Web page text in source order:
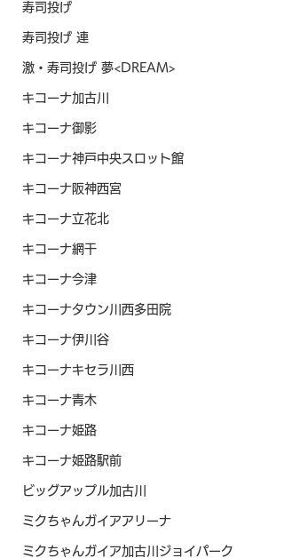
寿司投げ
寿司投げ 連
激・寿司投げ 夢<DREAM>
キコーナ加古川
キコーナ御影
キコーナ神戸中央スロット館
キコーナ阪神西宮
キコーナ立花北
キコーナ網干
キコーナ今津
キコーナタウン川西多田院
キコーナ伊川谷
キコーナキセラ川西
キコーナ青木
キコーナ姫路
キコーナ姫路駅前
ビッグアップル加古川
ミクちゃんガイアアリーナ
ミクちゃんガイア加古川ジョイパーク